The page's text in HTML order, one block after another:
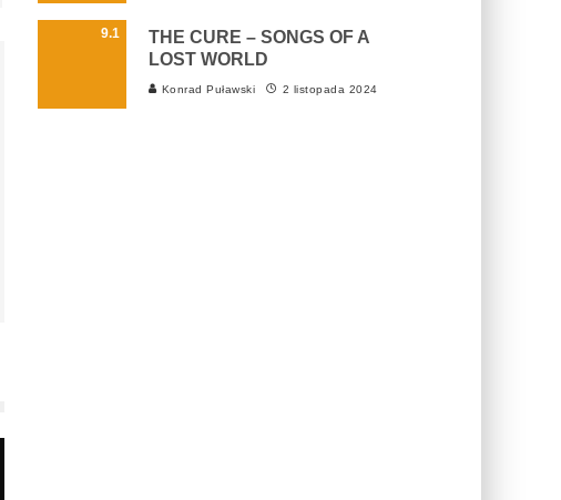
9.1
THE CURE – SONGS OF A
LOST WORLD
Konrad Puławski 2 listopada 2024